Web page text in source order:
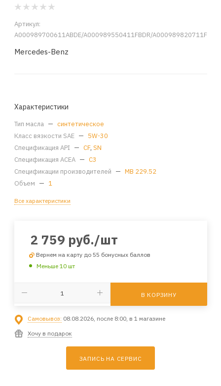
Артикул:
A000989700611ABDE/A000989550411FBDR/A000989820711F
Mercedes-Benz
Характеристики
Тип масла — синтетическое
Класс вязкости SAE — 5W-30
Спецификация API — CF, SN
Спецификация ACEA — C3
Спецификации производителей — MB 229.52
Объем — 1
Все характеристики
2 759 руб./шт
Вернем на карту до 55 бонусных баллов
Меньше 10 шт
В КОРЗИНУ
Самовывоз: 08.08.2026, после 8:00, в 1 магазине
Хочу в подарок
ЗАПИСЬ НА СЕРВИС